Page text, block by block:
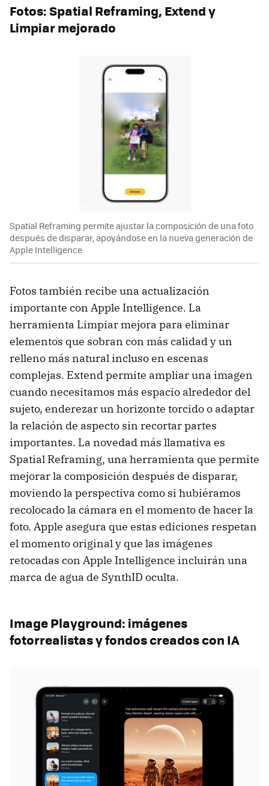
Fotos: Spatial Reframing, Extend y
Limpiar mejorado
Spatial Reframing permite ajustar la composición de una foto
después de disparar, apoyándose en la nueva generación de
Apple Intelligence
Fotos también recibe una actualización
importante con Apple Intelligence. La
herramienta Limpiar mejora para eliminar
elementos que sobran con más calidad y un
relleno más natural incluso en escenas
complejas. Extend permite ampliar una imagen
cuando necesitamos más espacio alrededor del
sujeto, enderezar un horizonte torcido o adaptar
la relación de aspecto sin recortar partes
importantes. La novedad más llamativa es
Spatial Reframing, una herramienta que permite
mejorar la composición después de disparar,
moviendo la perspectiva como si hubiéramos
recolocado la cámara en el momento de hacer la
foto. Apple asegura que estas ediciones respetan
el momento original y que las imágenes
retocadas con Apple Intelligence incluirán una
marca de agua de SynthID oculta.
Image Playground: imágenes
fotorrealistas y fondos creados con IA